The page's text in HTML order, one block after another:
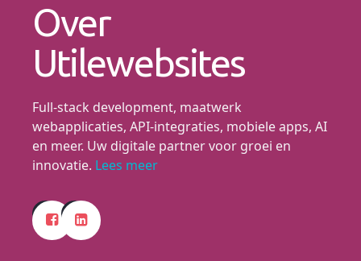
Over
Utilewebsites
Full-stack development, maatwerk
webapplicaties, API-integraties, mobiele apps, AI
en meer. Uw digitale partner voor groei en
innovatie. Lees meer